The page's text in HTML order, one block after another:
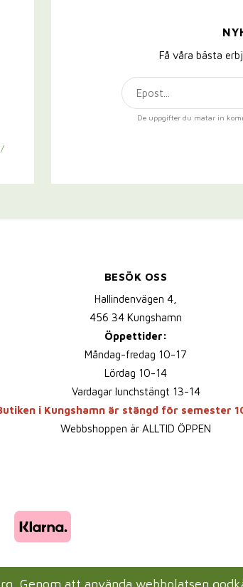
Få våra bästa
De uppgifter du matar in
BESÖK OSS
Hallindenvägen 4,
456 34 Kungshamn
Öppettider:
Måndag-fredag 10-17
Lördag 10-14
Vardagar lunchstängt 13-14
i Kungshamn är stängd för semester
Webbshoppen är ALLTID ÖPPEN
produktion:Wikinggruppen
Genom att använda webbplatsen